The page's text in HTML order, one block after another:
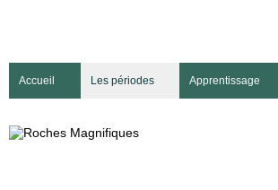
Accueil Les périodes Apprentissage